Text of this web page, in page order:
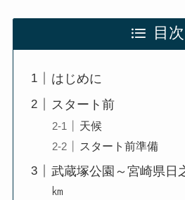
目次
はじめに
スタート前
天候
スタート前準備
武蔵塚公園～宮崎県
㎞